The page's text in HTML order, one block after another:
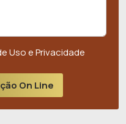
Uso e Privacidade
On Line